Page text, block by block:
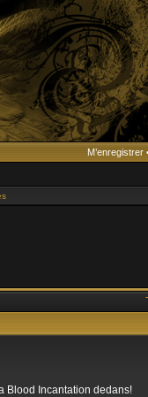
M’enregistrer
Blood Incantation dedans!